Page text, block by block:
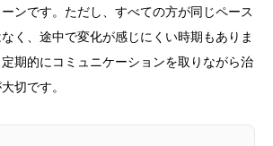
ンです。ただし、すべての方が同じペース
く、途中で変化が感じにくい時期もありま
期的にコミュニケーションを取りながら治
切です。